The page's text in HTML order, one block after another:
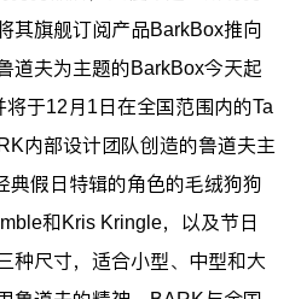
其旗舰订阅产品BarkBox推向
道夫为主题的BarkBox今天起
于12月1日在全国范围内的Ta
内部设计团队创造的鲁道夫主
典假日特辑的角色的毛绒狗狗
和Kris Kringle，以及节日
种尺寸，适合小型、中型和大